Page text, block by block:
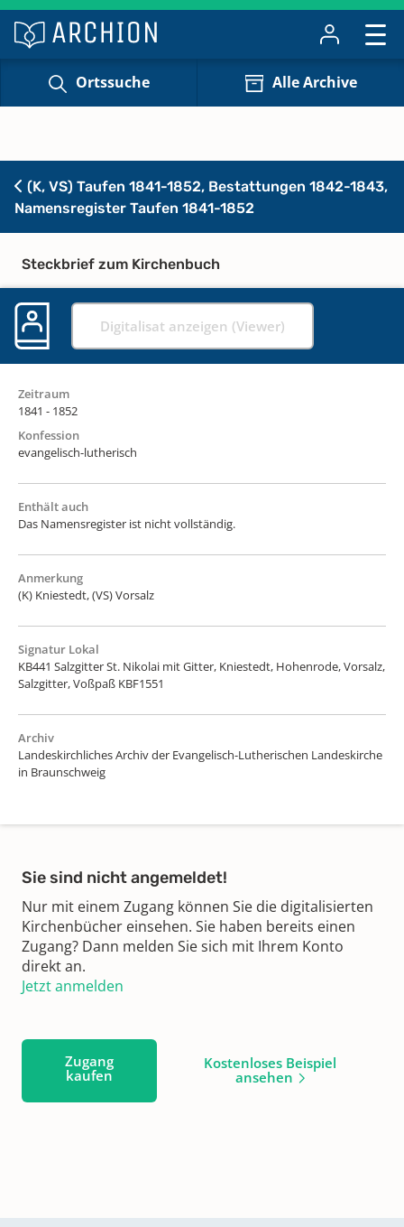
Ortssuche Alle Archive
(K, VS) Taufen 1841-1852, Bestattungen 1842-1843,
Namensregister Taufen 1841-1852
Steckbrief zum Kirchenbuch
Digitalisat anzeigen (Viewer)
Zeitraum
1841 - 1852
Konfession
evangelisch-lutherisch
Enthält auch
Das Namensregister ist nicht vollständig.
Anmerkung
(K) Kniestedt, (VS) Vorsalz
Signatur Lokal
KB441 Salzgitter St. Nikolai mit Gitter, Kniestedt, Hohenrode, Vorsalz,
Salzgitter, Voßpaß KBF1551
Archiv
Landeskirchliches Archiv der Evangelisch-Lutherischen Landeskirche
in Braunschweig
Sie sind nicht angemeldet!
Nur mit einem Zugang können Sie die digitalisierten
Kirchenbücher einsehen. Sie haben bereits einen
Zugang? Dann melden Sie sich mit Ihrem Konto
direkt an.
Jetzt anmelden
Zugang
kaufen
Kostenloses Beispiel
ansehen